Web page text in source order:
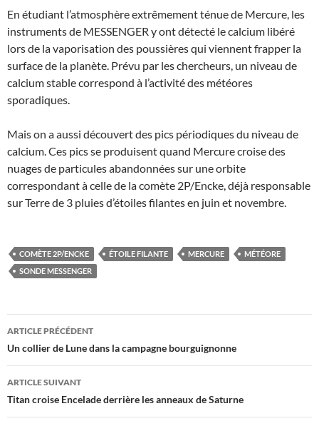
En étudiant l’atmosphère extrêmement ténue de Mercure, les
instruments de MESSENGER y ont détecté le calcium libéré
lors de la vaporisation des poussières qui viennent frapper la
surface de la planète. Prévu par les chercheurs, un niveau de
calcium stable correspond à l’activité des météores
sporadiques.
Mais on a aussi découvert des pics périodiques du niveau de
calcium. Ces pics se produisent quand Mercure croise des
nuages de particules abandonnées sur une orbite
correspondant à celle de la comète 2P/Encke, déjà responsable
sur Terre de 3 pluies d’étoiles filantes en juin et novembre.
COMÈTE 2P/ENCKE ÉTOILE FILANTE MERCURE
MÉTÉORE
SONDE MESSENGER
Navigation
des
articles
ARTICLE PRÉCÉDENT
Un collier de Lune dans la campagne bourguignonne
ARTICLE SUIVANT
Titan croise Encelade derrière les anneaux de Saturne